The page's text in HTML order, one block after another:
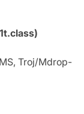
Troj/Mdrop-